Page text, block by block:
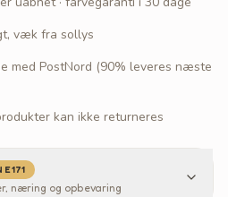
væk fra sollys
med PostNord (90% leveres næste
kan ikke returneres
E171
næring og opbevaring